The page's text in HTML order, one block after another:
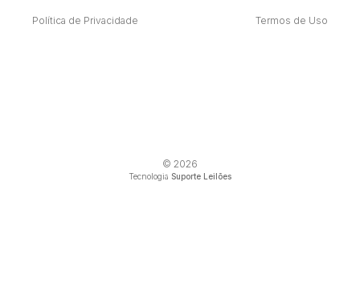
Política de Privacidade Termos de Uso
© 2026
Tecnologia Suporte Leilões